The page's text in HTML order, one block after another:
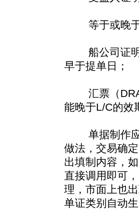
等于或晚于
船公司证明
早于提单日；
汇票（
能晚于L/C的效
单据制作应
做法，交易确
出填制内容，
直接调用即可
理，市面上也
单证类别自动